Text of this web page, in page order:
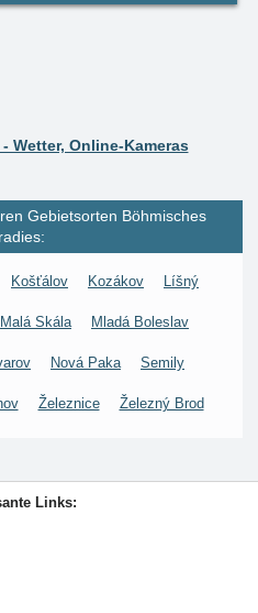
Wetter, Online-Kameras
Gebietsorten Böhmisches
Košťálov Kozákov Líšný
Malá Skála Mladá Boleslav
Nová Paka Semily
Železnice Železný Brod
Links: